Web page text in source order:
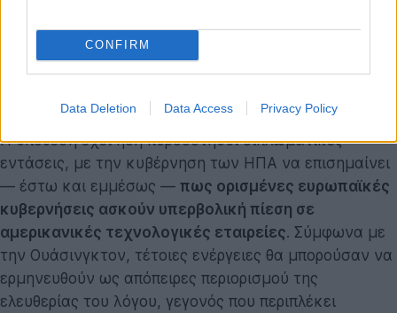
CONFIRM
Data Deletion Data Access Privacy Policy
ελευθερία της έκφρασης. Ανάλογες τάσεις αναμένεται
να καταγραφούν και με την X, καθώς η υπόθεση
αποκτά πολιτικές και ιδεολογικές διαστάσεις πέρα
από το νομικό της σκέλος.
Η υπόθεση έχει ήδη πυροδοτήσει διπλωματικές
εντάσεις, με την κυβέρνηση των ΗΠΑ να επισημαίνει
— έστω και εμμέσως — πως ορισμένες ευρωπαϊκές
κυβερνήσεις ασκούν υπερβολική πίεση σε
αμερικανικές τεχνολογικές εταιρείες. Σύμφωνα με
την Ουάσινγκτον, τέτοιες ενέργειες θα μπορούσαν να
ερμηνευθούν ως απόπειρες περιορισμού της
ελευθερίας του λόγου, γεγονός που περιπλέκει